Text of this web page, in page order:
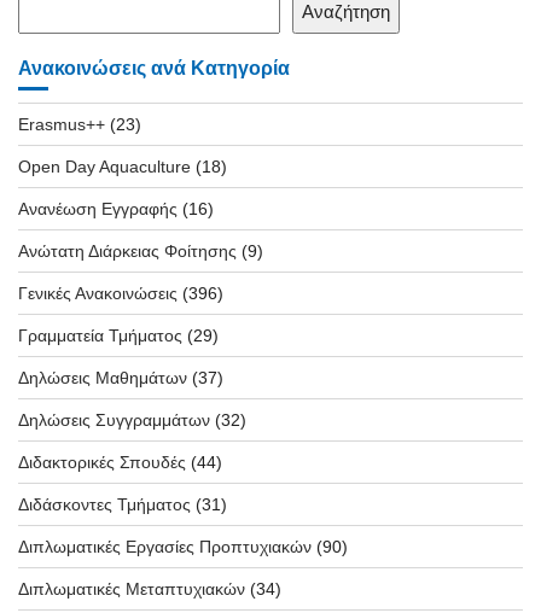
Αναζήτηση
Ανακοινώσεις ανά Κατηγορία
Erasmus++ (23)
Open Day Aquaculture (18)
Ανανέωση Εγγραφής (16)
Ανώτατη Διάρκειας Φοίτησης (9)
Γενικές Ανακοινώσεις (396)
Γραμματεία Τμήματος (29)
Δηλώσεις Μαθημάτων (37)
Δηλώσεις Συγγραμμάτων (32)
Διδακτορικές Σπουδές (44)
Διδάσκοντες Τμήματος (31)
Διπλωματικές Εργασίες Προπτυχιακών (90)
Διπλωματικές Μεταπτυχιακών (34)